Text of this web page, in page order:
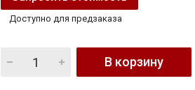
Доступно для предзаказа
Выхлопная система мерседес W204
В корзину